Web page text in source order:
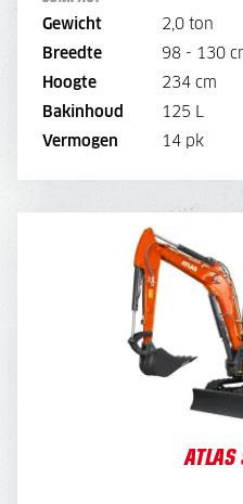
Gewicht
2,0 ton
Breedte
98 - 130
Hoogte
234 cm
Bakinhoud
125 L
Vermogen
14 pk
ATLAS
130,-
45,
-
520,-
180,-